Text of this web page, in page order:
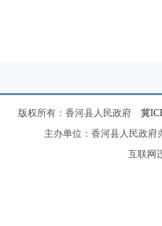
版权所有：香河县人民政府 冀
主办单位：香河县人民政
互联网